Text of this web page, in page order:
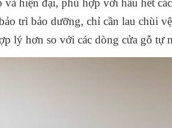
trì bảo dưỡng, chỉ cần lau chùi
lý hơn so với các dòng cửa gỗ tự